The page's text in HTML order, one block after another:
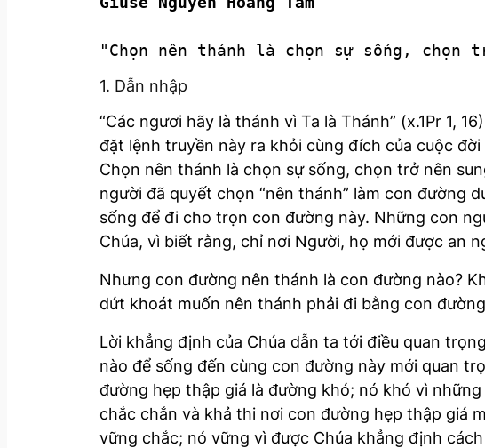
"Chọn nên thánh là chọn sự sống, chọn
1. Dẫn nhập
“Các ngươi hãy là thánh vì Ta là Thánh” (x.1Pr 1,
đặt lệnh truyền này ra khỏi cùng đích của cuộc
Chọn nên thánh là chọn sự sống, chọn trở nên
người đã quyết chọn “nên thánh” làm con đường
sống để đi cho trọn con đường này. Những con
Chúa, vì biết rằng, chỉ nơi Người, họ mới được an
Nhưng con đường nên thánh là con đường nào?
dứt khoát muốn nên thánh phải đi bằng con
Lời khẳng định của Chúa dẫn ta tới điều quan
nào để sống đến cùng con đường này mới quan
đường hẹp thập giá là đường khó; nó khó vì
chắc chắn và khả thi nơi con đường hẹp thập giá
vững chắc; nó vững vì được Chúa khẳng định